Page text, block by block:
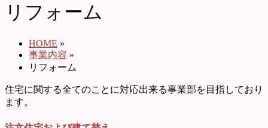
リフォーム
HOME »
事業内容 »
リフォーム
住宅に関する全てのことに対応出来る事業部を目指しており
ます。